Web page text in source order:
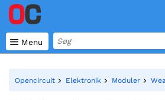
 Menu
Opencircuit Elektronik Moduler